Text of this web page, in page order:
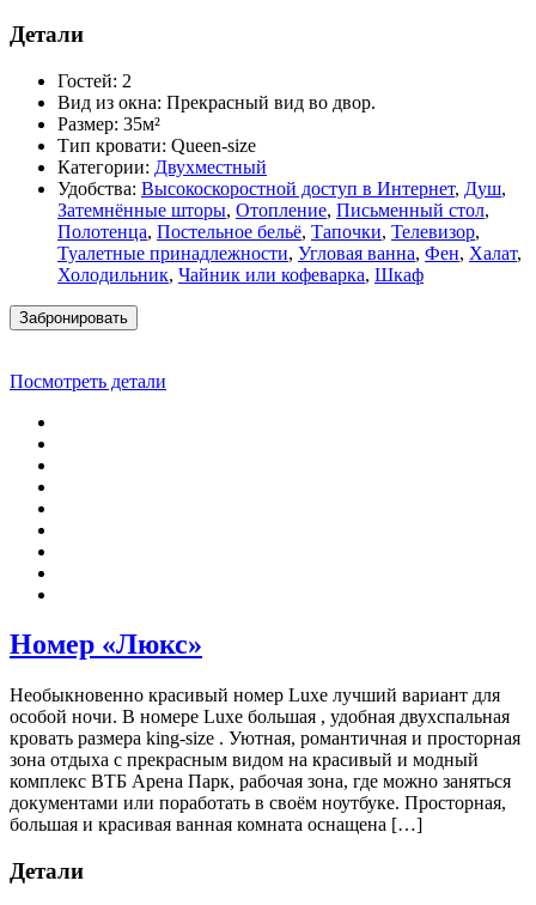
Детали
Гостей: 2
Вид из окна: Прекрасный вид во двор.
Размер: 35м²
Тип кровати: Queen-size
Категории: Двухместный
Удобства: Высокоскоростной доступ в Интернет, Душ,
Затемнённые шторы, Отопление, Письменный стол,
Полотенца, Постельное бельё, Тапочки, Телевизор,
Туалетные принадлежности, Угловая ванна, Фен, Халат,
Холодильник, Чайник или кофеварка, Шкаф
Забронировать
Посмотреть детали
Номер «Люкс»
Необыкновенно красивый номер Luxe лучший вариант для
особой ночи. В номере Luxe большая , удобная двухспальная
кровать размера king-size . Уютная, романтичная и просторная
зона отдыха с прекрасным видом на красивый и модный
комплекс ВТБ Арена Парк, рабочая зона, где можно заняться
документами или поработать в своём ноутбуке. Просторная,
большая и красивая ванная комната оснащена […]
Детали